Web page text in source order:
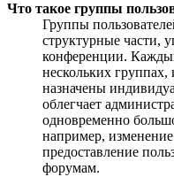
Что такое группы
Группы
структурные части,
конференции.
нескольких
назначены
облегчает
одновременно
например,
предоставление
форумам.